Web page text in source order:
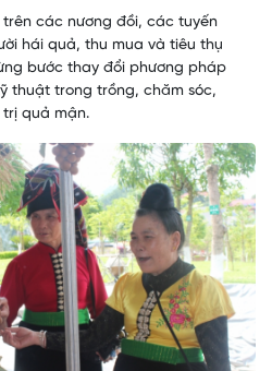
trên các nương đồi, các tuyến
hái quả, thu mua và tiêu thụ
bước thay đổi phương pháp
thuật trong trồng, chăm sóc,
quả mận.